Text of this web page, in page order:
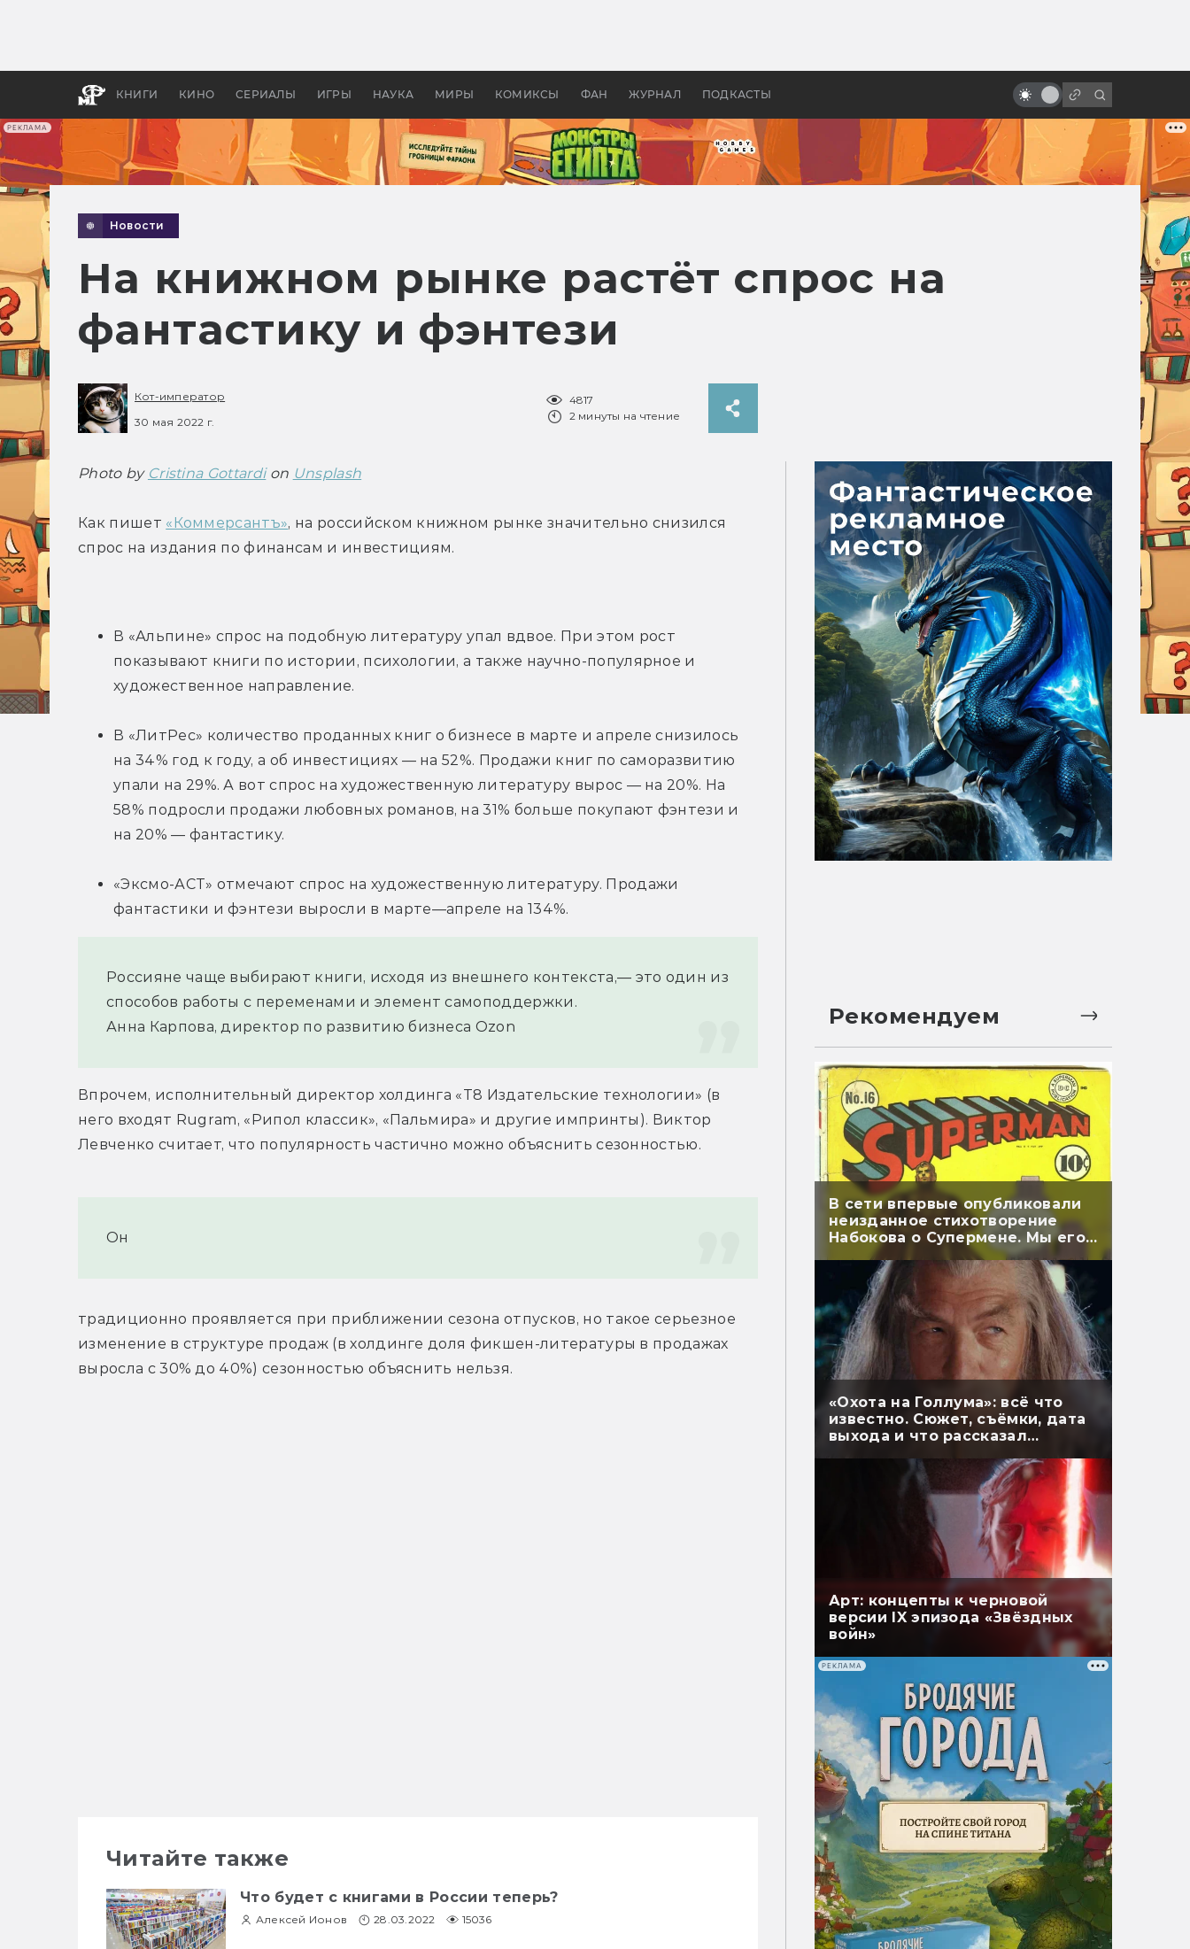
РЕКЛАМА
КНИГИ КИНО СЕРИАЛЫ ИГРЫ НАУКА МИРЫ КОМИКСЫ ФАН ЖУРНАЛ ПОДКАСТЫ
апокалипсис, в России —
бы «Властелина колец»
из Европы, которых вы,
возможно, не видели
Новости
На книжном рынке растёт спрос на
фантастику и фэнтези
Кот-император
30 мая 2022 г.
4817
2 минуты на чтение
Photo by Cristina Gottardi on Unsplash
Как пишет «Коммерсантъ», на российском книжном рынке значительно снизился
спрос на издания по финансам и инвестициям.
В «Альпине» спрос на подобную литературу упал вдвое. При этом рост
показывают книги по истории, психологии, а также научно-популярное и
художественное направление.
В «ЛитРес» количество проданных книг о бизнесе в марте и апреле снизилось
на 34% год к году, а об инвестициях — на 52%. Продажи книг по саморазвитию
упали на 29%. А вот спрос на художественную литературу вырос — на 20%. На
58% подросли продажи любовных романов, на 31% больше покупают фэнтези и
на 20% — фантастику.
«Эксмо-АСТ» отмечают спрос на художественную литературу. Продажи
фантастики и фэнтези выросли в марте—апреле на 134%.
Россияне чаще выбирают книги, исходя из внешнего контекста,— это один из
способов работы с переменами и элемент самоподдержки.
Анна Карпова, директор по развитию бизнеса Ozon
Впрочем, исполнительный директор холдинга «Т8 Издательские технологии» (в
него входят Rugram, «Рипол классик», «Пальмира» и другие импринты). Виктор
Левченко считает, что популярность частично можно объяснить сезонностью.
Он
традиционно проявляется при приближении сезона отпусков, но такое серьезное
изменение в структуре продаж (в холдинге доля фикшен-литературы в продажах
выросла с 30% до 40%) сезонностью объяснить нельзя.
Читайте также
Что будет с книгами в России теперь?
Алексей Ионов 28.03.2022 15036
Рекомендуем
В сети впервые опубликовали
неизданное стихотворение
Набокова о Супермене. Мы его
перевели
«Охота на Голлума»: всё что
известно. Сюжет, съёмки, дата
выхода и что рассказал
Арт: концепты к черновой
версии IX эпизода «Звёздных
войн»
РЕКЛАМА